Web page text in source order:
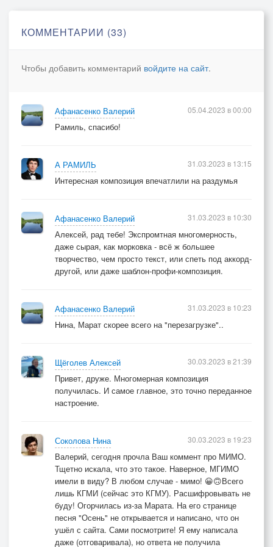
Потухшим взглядом наблюдать…
Пред чем склонялся бедный ум?
И было сладко быть усталым,
Отрадно так, как никогда,
Ни потрясений, ни труда,
Ни лести, ни любви, ни славы,
Как тучи, обняли закат,
Нагромоздили груду башен,
Воздвигли стены, города,
Где небосклон был жёлт и страшен,
КОММЕНТАРИИ (33)
Чтобы добавить комментарий войдите на сайт.
Афанасенко Валерий
Рамиль, спасибо!
05.04.2023 в 00:00
А РАМИЛЬ
Интересная композиция впечатлили на раздумья
31.03.2023 в 13:15
Афанасенко Валерий
Алексей, рад тебе! Экспромтная многомерность,
даже сырая, как морковка - всё ж большее
творчество, чем просто текст, или спеть под аккорд-
другой, или даже шаблон-профи-композиция.
31.03.2023 в 10:30
Афанасенко Валерий
Нина, Марат скорее всего на "перезагрузке"..
31.03.2023 в 10:23
Щёголев Алексей
Привет, друже. Многомерная композиция
получилась. И самое главное, это точно переданное
настроение.
30.03.2023 в 21:39
Соколова Нина
Валерий, сегодня прочла Ваш коммент про МИМО.
Тщетно искала, что это такое. Наверное, МГИМО
имели в виду? В любом случае - мимо! 😀🙃Всего
лишь КГМИ (сейчас это КГМУ). Расшифровывать не
буду! Огорчилась из-за Марата. На его странице
песня "Осень" не открывается и написано, что он
ушёл с сайта. Сами посмотрите! Я ему написала
даже (отговаривала), но ответа не получила
30.03.2023 в 19:23